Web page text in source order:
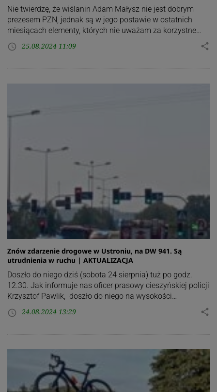
Nie twierdzę, że wiślanin Adam Małysz nie jest dobrym
prezesem PZN, jednak są w jego postawie w ostatnich
miesiącach elementy, których nie uważam za korzystne…
access_time 25.08.2024 11:09 share
Znów zdarzenie drogowe w Ustroniu, na DW 941. Są
utrudnienia w ruchu | AKTUALIZACJA
Doszło do niego dziś (sobota 24 sierpnia) tuż po godz.
12.30. Jak informuje nas oficer prasowy cieszyńskiej policji
Krzysztof Pawlik, doszło do niego na wysokości…
access_time 24.08.2024 13:29 share